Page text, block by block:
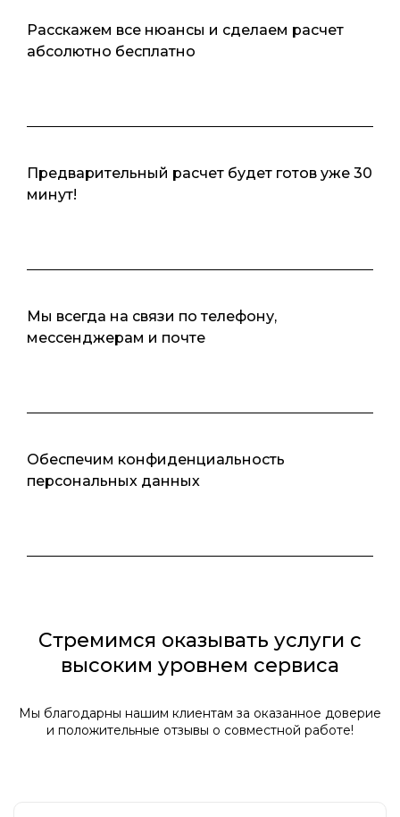
Расскажем все нюансы и сделаем расчет
абсолютно бесплатно
Предварительный расчет будет готов уже 30
минут!
Мы всегда на связи по телефону,
мессенджерам и почте
Обеспечим конфиденциальность
персональных данных
Стремимся оказывать услуги с
высоким уровнем сервиса
Мы благодарны нашим клиентам за оказанное доверие
и положительные отзывы о совместной работе!